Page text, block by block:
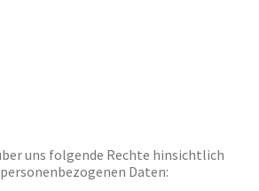
uns folgende Rechte hinsichtlich
Daten: